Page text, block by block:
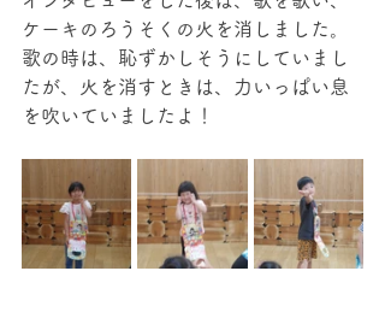
ケーキのろうそくの火を消しました。
歌の時は、恥ずかしそうにしていまし
たが、火を消すときは、力いっぱい息
を吹いていましたよ！